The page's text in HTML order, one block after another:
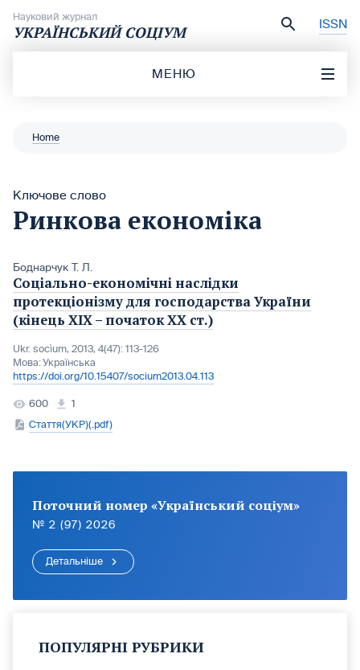
Науковий журнал
УКРАЇНСЬКИЙ СОЦІУМ ISSN
МЕНЮ
Home
Ключове слово
Ринкова економіка
Боднарчук Т. Л.
Соціально-економічні наслідки
протекціонізму для господарства України
(кінець ХІХ – початок ХХ ст.)
Ukr. socìum, 2013, 4(47): 113-126
Мова:Українська
https://doi.org/10.15407/socium2013.04.113
600
1
Стаття(УКР)(.pdf)
Поточний номер «Український соціум»
№ 2 (97) 2026
Детальніше
ПОПУЛЯРНІ РУБРИКИ